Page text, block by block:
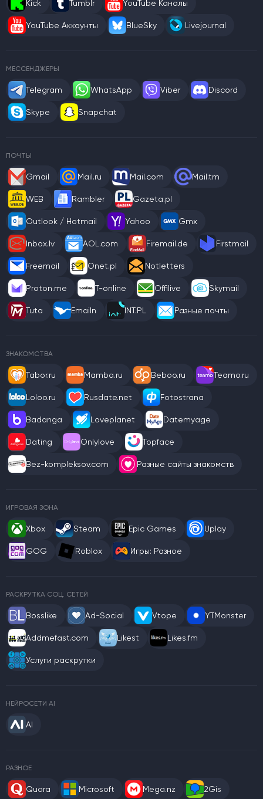
Kick Tumblr YouTube Каналы
YouTube Аккаунты BlueSky Livejournal
МЕССЕНДЖЕРЫ
Telegram WhatsApp Viber Discord
Skype Snapchat
ПОЧТЫ
Gmail Mail.ru Mail.com Mail.tm
WEB Rambler Gazeta.pl
Outlook / Hotmail Yahoo Gmx
Inbox.lv AOL.com Firemail.de Firstmail
Freemail Onet.pl Notletters
Proton.me T-online Offilive Skymail
Tuta Emailn INT.PL Разные почты
ЗНАКОМСТВА
Tabor.ru Mamba.ru Beboo.ru Teamo.ru
Loloo.ru Rusdate.net Fotostrana
Badanga Loveplanet Datemyage
Dating Onlylove Topface
Bez-kompleksov.com Разные сайты знакомств
ИГРОВАЯ ЗОНА
Xbox Steam Epic Games Uplay
GOG Roblox Игры: Разное
РАСКРУТКА СОЦ. СЕТЕЙ
Bosslike Ad-Social Vtope YTMonster
Addmefast.com Likest Likes.fm
Услуги раскрутки
НЕЙРОСЕТИ AI
AI
РАЗНОЕ
Quora Microsoft Mega.nz 2Gis